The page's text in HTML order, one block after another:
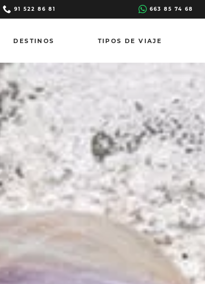
91 522 86 81 663 85 74 68
DESTINOS TIPOS DE VIAJE